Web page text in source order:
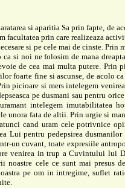
si aparitia Sa prin fapte, de
facultatea prin carerealizeaza
si pe cele mai de cinste. Prin
ca si noi ne folosim de mana
de cea mai multa putere. Prin
foarte fine si ascunse, de acolo
picioare si mers intelegem
pe dusmani sau pentru
intelegem imutabilitatea
unora fata de altii. Prin urgie si
cand uram cele potrivnice
Lui pentru pedepsirea
un cuvant, toate expresiile
venirea in trup a Cuvintului lui
noastre cele ce sunt mai presus
pe om in intregime, suflet